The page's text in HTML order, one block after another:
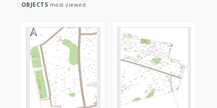
OBJECTS most viewed